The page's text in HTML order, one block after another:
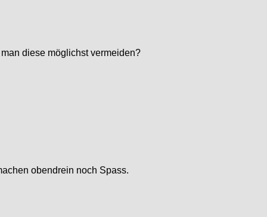
diese möglichst vermeiden?
obendrein noch Spass.